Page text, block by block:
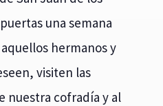
una semana
hermanos y
visiten las
nuestra cofradía y al